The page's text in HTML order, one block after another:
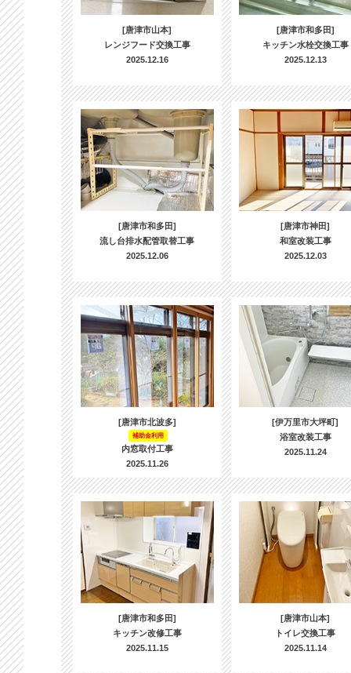
[唐津市山本]
レンジフード交換工事
2025.12.16
[唐津市和多田]
キッチン水栓交換工事
2025.12.13
[唐津市和多田]
流し台排水配管取替工事
2025.12.06
[唐津市神田]
和室改装工事
2025.12.03
[唐津市北波多]
補助金利用
内窓取付工事
2025.11.26
[伊万里市大坪町]
浴室改装工事
2025.11.24
[唐津市和多田]
キッチン改修工事
2025.11.15
[唐津市山本]
トイレ交換工事
2025.11.14